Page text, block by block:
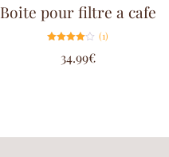
Boite pour filtre a cafe
4.00
sur 5
(1)
34.99€